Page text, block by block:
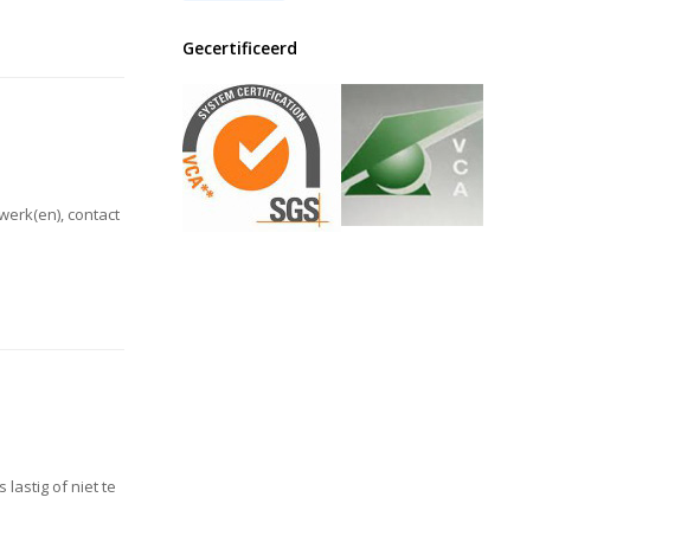
contact
lastig of niet te
Gecertificeerd